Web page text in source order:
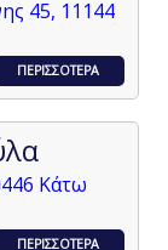
45, 11144
ΠΕΡΙΣΣΟΤΕΡΑ
Κάτω
ΠΕΡΙΣΣΟΤΕΡΑ